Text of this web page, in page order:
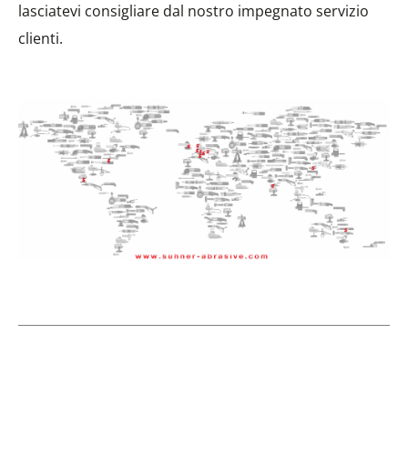
lasciatevi consigliare dal nostro impegnato servizio
clienti.